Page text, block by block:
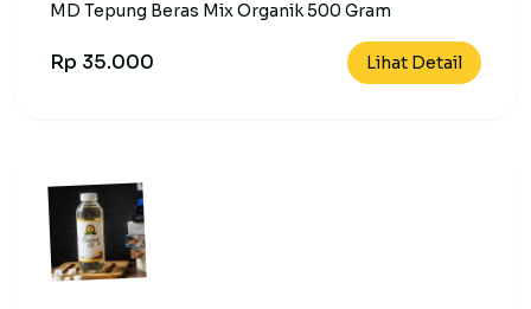
MD Tepung Beras Mix Organik 500 Gram
Rp 35.000 Lihat Detail